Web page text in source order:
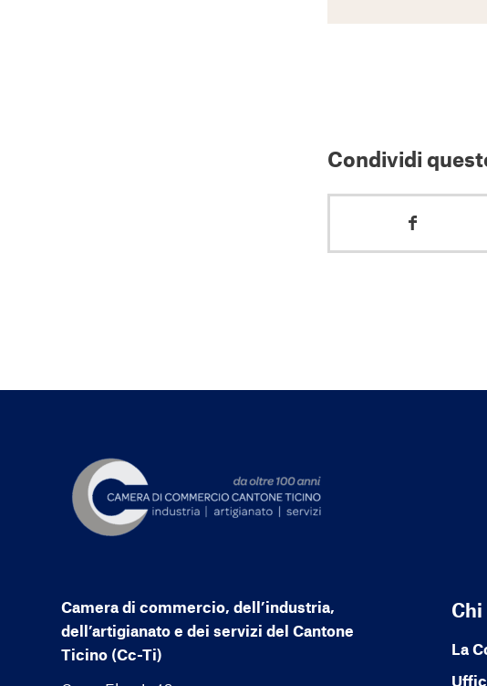
Condividi
Camera di commercio, dell’industria,
dell’artigianato e dei servizi del Cantone
Ticino (Cc-Ti)
La